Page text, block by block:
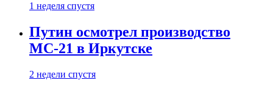
1 неделя спустя
Путин осмотрел производство
МС-21 в Иркутске
2 недели спустя